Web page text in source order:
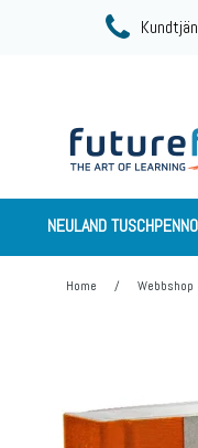
NEULAND
Home / Webbshop